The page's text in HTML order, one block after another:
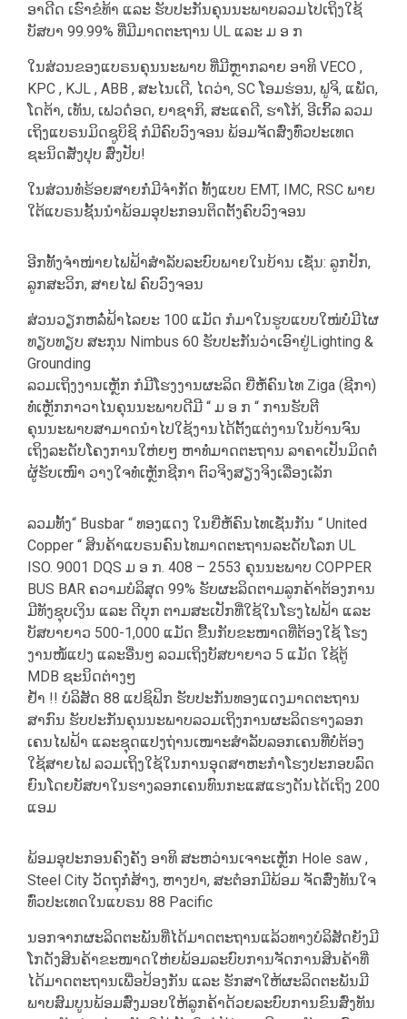
ອາດີດ ເຮົາຂໍທ້າ ແລະ ຮັບປະກັນຄຸນນະພາບລວມໄປເຖິງໃຊ້
ບັສບາ 99.99% ທີ່ມີມາດຕະຖານ UL ແລະ ມ ອ ກ
ໃນສ່ວນຂອງແບຣນຄຸນນະພາບ ທີ່ມີຫຼາກລາຍ ອາທິ VECO ,
KPC , KJL , ABB , ສະໄນເດີ, ໄດວ່າ, SC ໂອມຮ່ອນ, ຟູຈິ, ແພັດ,
ໂດຕ້າ, ເທັນ, ເຟວດ໋ອດ, ຍາຊາກິ, ສະແຄດີ, ຮາໂກ້, ອີເກິ້ລ ລວມ
ເຖິງແບຣນມິດຊູບິຊິ ກໍມີຄົບວົງຈອນ ພ້ອມຈັດສົ່ງທົ່ວປະເທດ
ຊະນິດສັ່ງປຸບ ສົ່ງປັບ!
ໃນສ່ວນທໍ່ຮ້ອຍສາຍກໍ່ມີຈຳກັດ ທັ້ງແບບ EMT, IMC, RSC ພາຍ
ໃຕ້ແບຣນຊັ້ນນຳພ້ອມອຸປະກອນຕິດຕັ້ງຄົບວົງຈອນ
ອີກທັ້ງຈຳໜ່າຍໄຟຟ້າສຳລັບລະບົບພາຍໃນບ້ານ ເຊັ່ນ: ລູກປັກ,
ລູກສະວິກ, ສາຍໄຟ ຄົບວົງຈອນ
ສ່ວນວຽກຫລໍ໋ຟ້າໄລຍະ 100 ແມັດ ກໍມາໃນຮູບແບບໃໜ່ບໍ່ມີໄຜ
ທຽບທຽບ ສະກຸນ Nimbus 60 ຮັບປະກັນວ່າເອົາຢູ່Lighting &
Grounding
ລວມເຖິງງານເຫັຼກ ກໍມີໂຮງງານຜະລິດ ຍີ່ຫໍ້ຄົນໄທ Ziga (ຊີກາ)
ທໍ່ເຫຼັກກາວາໄນຄຸນນະພາບດີມີ “ ມ ອ ກ “ ການຮັບຕີ
ຄຸນນະພາບສາມາດນຳໄປໃຊ້ງານໄດ້ຕັ້ງແຕ່ງານໃນບ້ານຈົນ
ເຖິງລະດັບໂຄງການໃຫ່ຍໆ ຫາທໍ່ມາດຕະຖານ ລາຄາເປັນມິດຕໍ່
ຜູ້ຮັບເໜົາ ວາງໃຈທໍ່ເຫຼັກຊີກາ ຕົວຈິງສຽງຈິງເລື່ອງເລັກ
ລວມທັ້ງ“ Busbar “ ທອງແດງ ໃນຍີ່ຫໍ້ຄົນໄທເຊັ່ນກັນ “ United
Copper “ ສິນຄ້າແບຣນຄົນໄທມາດຕະຖານລະດັບໂລກ UL
ISO. 9001 DQS ມ ອ ກ. 408 – 2553 ຄຸນນະພາບ COPPER
BUS BAR ຄວາມບໍລິສຸດ 99% ຮັບຜະລິດຕາມລູກຄ້າຕ້ອງການ
ມີທັງຊຸບເງິນ ແລະ ດີບຸກ ຕາມສະເປັກທີ່ໃຊ້ໃນໂຮງໄຟຟ້າ ແລະ
ບັສບາຍາວ 500-1,000 ແມັດ ຂື້ນກັບຂະໜາດທີ່ຕ້ອງໃຊ້ ໂຮງ
ງານໜໍ້ແປງ ແລະອື່ນໆ ລວມເຖິງບັສບາຍາວ 5 ແມັດ ໃຊ້ຕູ້
MDB ຊະນິດຕ່າງໆ
ຢໍ້າ !! ບໍລິສັດ 88 ແປຊິຟິກ ຮັບປະກັນທອງແດງມາດຕະຖານ
ສາກົນ ຮັບປະກັນຄຸນນະພາບລວມເຖິງການຜະລິດຮາງລອກ
ເຄນໄຟຟ້າ ແລະຊຸດແປງຖ່ານເໜາະສຳລັບລອກເຄນທີ່ບໍ່ຕ້ອງ
ໃຊ້ສາຍໄຟ ລວມເຖິງໃຊ້ໃນການອຸດສາຫະກຳໂຮງປະກອບລົດ
ຍົນໂດຍບັສບາໃນຮາງລອກເຄນທົນກະແສແຮງດັນໄດ້ເຖິງ 200
ແອມ
ພ້ອມອຸປະກອນຄົງຄັງ ອາທິ ສະຫວ່ານເຈາະເຫຼັກ Hole saw ,
Steel City ວັດຖຸກໍ່ສ້າງ, ຫາງປາ, ສະຕ໋ອກມີພ້ອມ ຈັດສົ່ງທັນໃຈ
ທົ່ວປະເທດໃນແບຣນ 88 Pacific
ນອກຈາກຜະລິດຕະພັນທີ່ໄດ້ມາດຕະຖານແລ້ວທາງບໍລິສັດຍັງມີ
ໂກດັງສິນຄ້າຂະໜາດໃຫ່ຍພ້ອມລະບົບການຈັດການສິນຄ້າທີ່
ໄດ້ມາດຕະຖານເພື່ອປ້ອງກັນ ແລະ ຮັກສາໃຫ້ຜະລິດຕະພັນມີ
ພາບສົມບູນພ້ອມສົ່ງມອບໃຫ້ລູກຄ້າດ້ວຍລະບົບການຂົນສົ່ງທັນ